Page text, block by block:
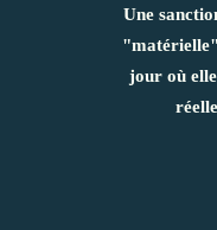
Une
jour où